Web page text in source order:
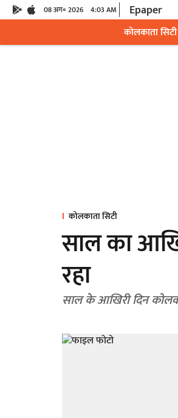
08 अग॰ 2026 4:03 AM Epaper
कोलकाता सिटी
कोलकाता सिटी
साल का
रहा
साल के आखिरी दिन